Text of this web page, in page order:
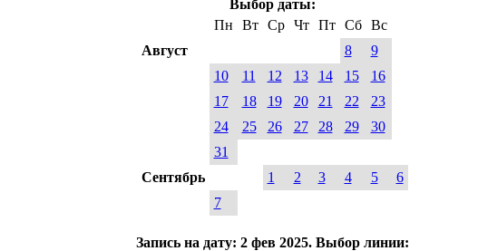
Выбор даты:
Пн
Вт Ср Чт Пт Сб
Вс
Август
8
9
10
11 12 13 14 15
16
17
18 19 20 21 22
23
24
25 26 27 28 29
30
31
Сентябрь
1 2 3 4 5
6
7
Запись на дату: 2 фев 2025. Выбор линии: